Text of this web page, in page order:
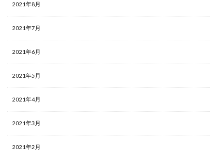
2021年8月
2021年7月
2021年6月
2021年5月
2021年4月
2021年3月
2021年2月